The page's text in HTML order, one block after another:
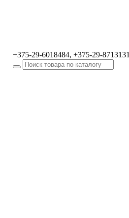
+375-29-6018484, +375-29-8713131